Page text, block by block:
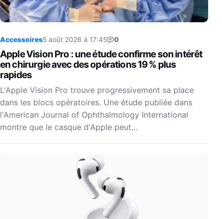
Accessoires5 août 2026 à 17:45 0
Apple Vision Pro : une étude confirme son intérêt
en chirurgie avec des opérations 19 % plus
rapides
L'Apple Vision Pro trouve progressivement sa place
dans les blocs opératoires. Une étude publiée dans
l'American Journal of Ophthalmology International
montre que le casque d'Apple peut…